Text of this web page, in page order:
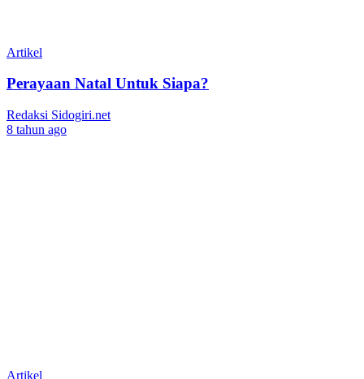
Artikel
Perayaan Natal Untuk Siapa?
Redaksi Sidogiri.net
8 tahun ago
Artikel